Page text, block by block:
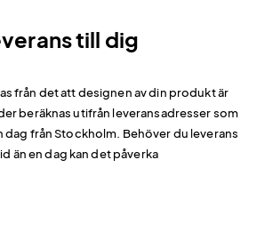
till dig
från det att designen av din produkt är
beräknas utifrån leveransadresser som
dag från Stockholm. Behöver du leverans
än en dag kan det påverka